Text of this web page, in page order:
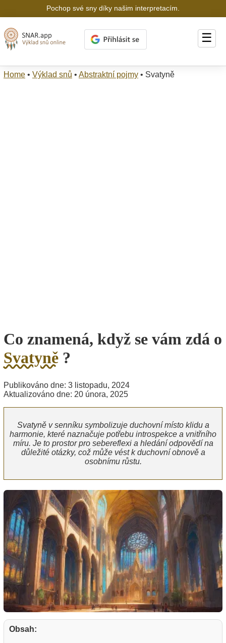
Pochop své sny díky našim interpretacím.
☰
Home • Výklad snů • Abstraktní pojmy • Svatyně
Co znamená, když se vám zdá o
Svatyně ?
Publikováno dne: 3 listopadu, 2024
Aktualizováno dne: 20 února, 2025
Svatyně v senníku symbolizuje duchovní místo klidu a
harmonie, které naznačuje potřebu introspekce a vnitřního
míru. Je to prostor pro sebereflexi a hledání odpovědí na
důležité otázky, což může vést k duchovní obnově a
osobnímu růstu.
Obsah: